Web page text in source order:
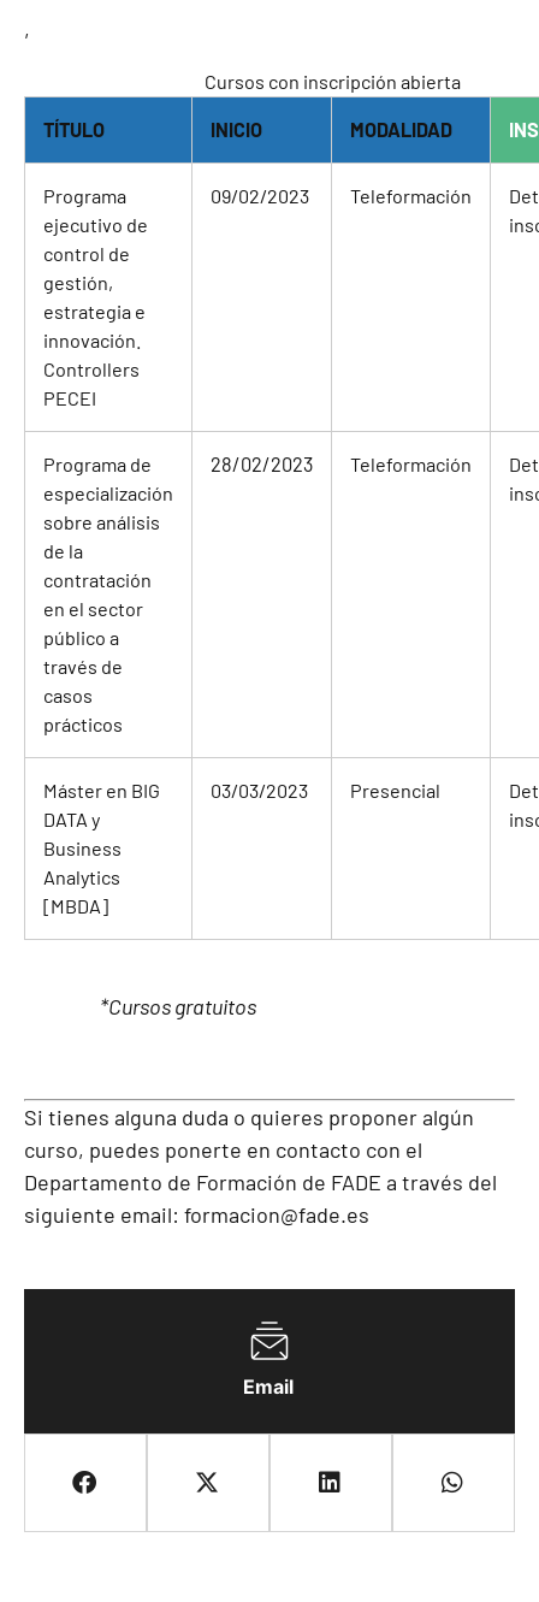
Email
,
Cursos con inscripción abierta
TÍTULO INICIO MODALIDAD
Programa
ejecutivo de
control de
gestión,
estrategia e
innovación.
Controllers
PECEI
09/02/2023 Teleformación
Programa de
especialización
sobre análisis
de la
contratación
en el sector
público a
través de
casos
prácticos
28/02/2023 Teleformación
Máster en BIG
DATA y
Business
Analytics
[MBDA]
03/03/2023 Presencial
*Cursos gratuitos
Si tienes alguna duda o quieres proponer algún
curso, puedes ponerte en contacto con el
Departamento de Formación de FADE a través del
siguiente email: formacion@fade.es